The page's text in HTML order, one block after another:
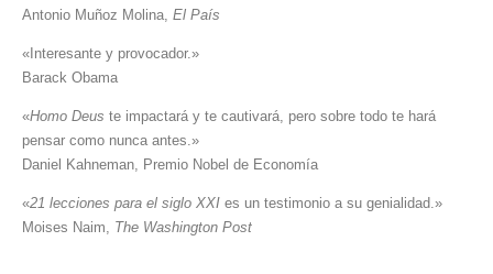
Antonio Muñoz Molina, El País
«Interesante y provocador.»
Barack Obama
«Homo Deus te impactará y te cautivará, pero sobre todo te hará
pensar como nunca antes.»
Daniel Kahneman, Premio Nobel de Economía
«21 lecciones para el siglo XXI es un testimonio a su genialidad.»
Moises Naim,
The Washington Post